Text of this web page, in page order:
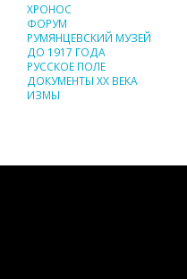
ХРОНОС
ФОРУМ
РУМЯНЦЕВСКИЙ МУЗЕЙ
ДО 1917 ГОДА
РУССКОЕ ПОЛЕ
ДОКУМЕНТЫ XX ВЕКА
ИЗМЫ